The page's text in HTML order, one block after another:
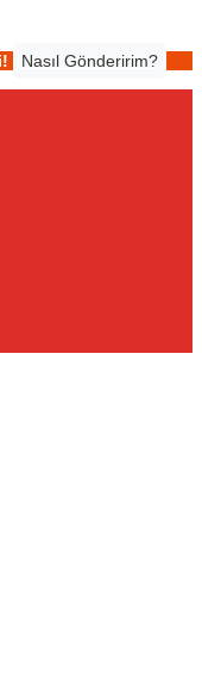
Nasıl Gönderirim?